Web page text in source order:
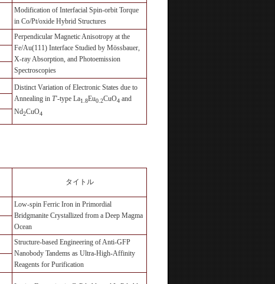
Modification of Interfacial Spin-orbit Torque
in Co/Pt/oxide Hybrid Structures
Perpendicular Magnetic Anisotropy at the
Fe/Au(111) Interface Studied by Mössbauer,
X-ray Absorption, and Photoemission
Spectroscopies
Distinct Variation of Electronic States due to
Annealing in T'-type La1.8Eu0.2CuO4 and
Nd2CuO4
タイトル
Low-spin Ferric Iron in Primordial
Bridgmanite Crystallized from a Deep Magma
Ocean
Structure-based Engineering of Anti-GFP
Nanobody Tandems as Ultra-High-Affinity
Reagents for Purification